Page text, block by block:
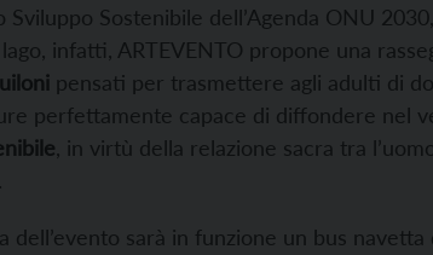
Sostenibile dell’Agenda ONU
infatti, ARTEVENTO propone una
pensati per trasmettere agli adulti di
perfettamente capace di diffondere nel
, in virtù della relazione sacra tra
dell’evento sarà in funzione un bus